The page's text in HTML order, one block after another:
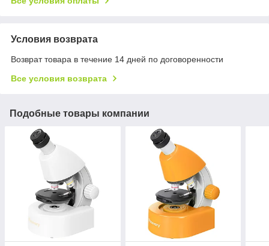
Условия возврата
Возврат товара в течение 14 дней по договоренности
Все условия возврата
Подобные товары компании